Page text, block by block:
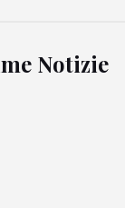
Notizie